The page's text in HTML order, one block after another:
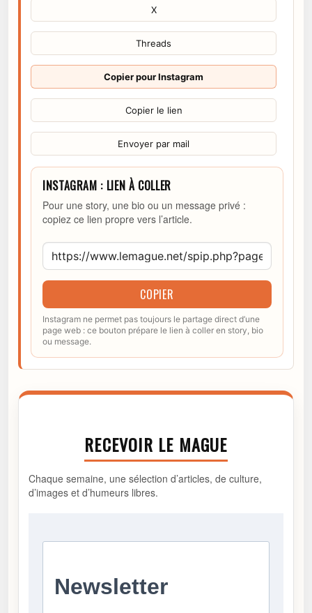
X
Threads
Copier pour Instagram
Copier le lien
Envoyer par mail
INSTAGRAM : LIEN À COLLER
Pour une story, une bio ou un message privé :
copiez ce lien propre vers l’article.
COPIER
Instagram ne permet pas toujours le partage direct d’une
page web : ce bouton prépare le lien à coller en story, bio
ou message.
RECEVOIR LE MAGUE
Chaque semaine, une sélection d’articles, de culture,
d’images et d’humeurs libres.